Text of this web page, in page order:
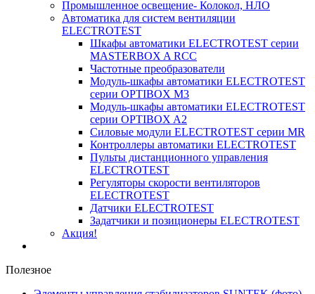
Промышленное освещение- Колокол, НЛО
Автоматика для систем вентиляции
ELECTROTEST
Шкафы автоматики ELECTROTEST серии
MASTERBOX A RCC
Частотные преобразователи
Модуль-шкафы автоматики ELECTROTEST
серии OPTIBOX M3
Модуль-шкафы автоматики ELECTROTEST
серии OPTIBOX A2
Силовые модули ELECTROTEST серии MR
Контроллеры автоматики ELECTROTEST
Пульты дистанционного управления
ELECTROTEST
Регуляторы скорости вентиляторов
ELECTROTEST
Датчики ELECTROTEST
Задатчики и позиционеры ELECTROTEST
Акция!
Полезное